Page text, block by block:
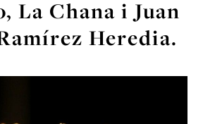
La Chana i Juan
Heredia.